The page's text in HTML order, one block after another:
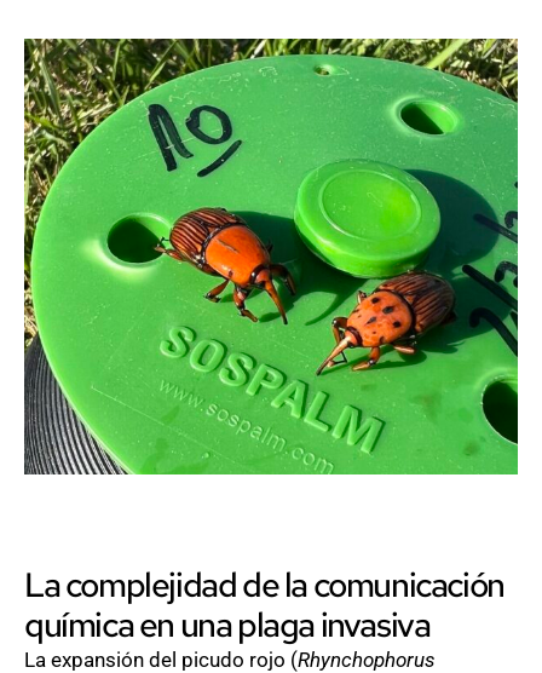
dispersión
del
picudo
rojo
La complejidad de la comunicación
química en una plaga invasiva
La expansión del picudo rojo (Rhynchophorus